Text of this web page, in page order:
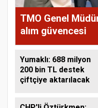
TMO Genel
alım güvencesi
Yumaklı: 688 milyon
200 bin TL destek
çiftçiye aktarılacak